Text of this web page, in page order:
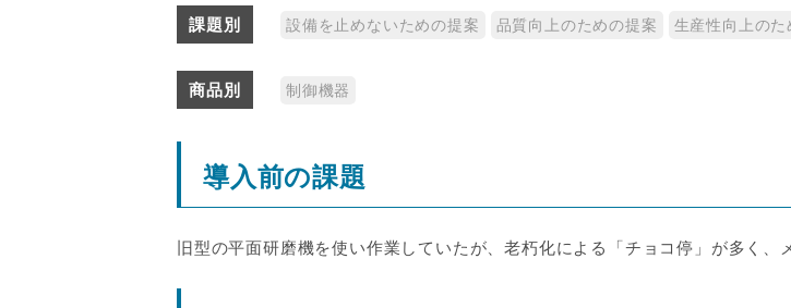
課題別 設備を止めないための提案 品質向上のための提案 生産性向上のた
商品別 制御機器
導入前の課題
旧型の平面研磨機を使い作業していたが、老朽化による「チョコ停」が多く、